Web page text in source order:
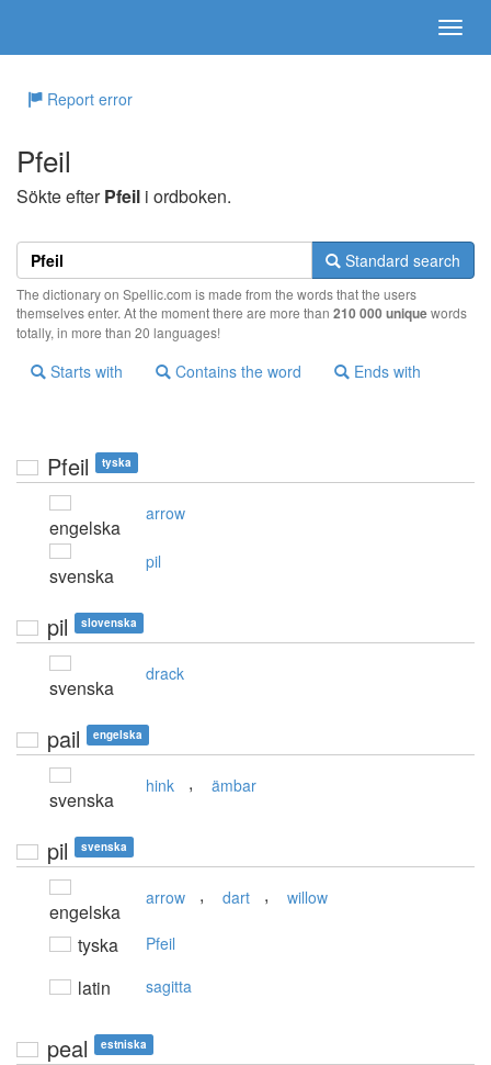
Report error
Pfeil
Sökte efterPfeil i ordboken.
Standard search
The dictionary on Spellic.com is made from the words that the users
themselves enter. At the moment there are more than 210 000 uniquewords
totally, in more than 20 languages!
Starts with Contains the word Ends with
Pfeil tyska
engelska
arrow
svenska
pil
pil slovenska
svenska
drack
pail engelska
svenska
hink , ämbar
pil svenska
engelska
arrow , dart , willow
tyska Pfeil
latin sagitta
peal estniska